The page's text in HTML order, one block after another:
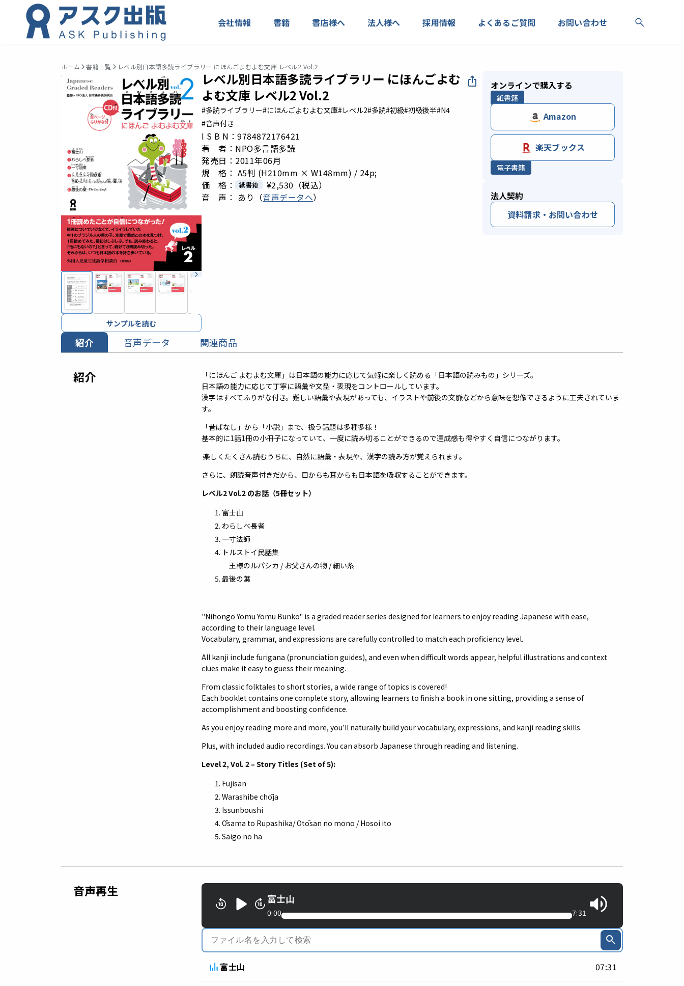
会社情報 書籍 書店様へ 法人様へ 採用情報 よくあるご質問 お問い合わせ
ホーム 書籍一覧 レベル別日本語多読ライブラリー にほんごよむよむ文庫 レベル2 Vol.2
サンプルを読む
レベル別日本語多読ライブラリー にほんごよむ
よむ文庫 レベル2 Vol.2
#多読ライブラリー#にほんごよむよむ文庫#レベル2#多読#初級#初級後半#N4
#音声付き
I S B N：9784872176421
著 者：NPO多言語多読
発売日：2011年06月
規 格： A5判 (H210mm × W148mm) / 24p;
価 格：
紙書籍 ¥2,530 （税込）
音 声： あり（音声データへ）
オンラインで購入する
紙書籍
Amazon
楽天ブックス
電子書籍
法人契約
資料請求・お問い合わせ
紹介 音声データ 関連商品
紹介
「にほんご よむよむ文庫」は日本語の能力に応じて気軽に楽しく読める「日本語の読みもの」シリーズ。
日本語の能力に応じて丁寧に語彙や文型・表現をコントロールしています。
漢字はすべてふりがな付き。難しい語彙や表現があっても、イラストや前後の文脈などから意味を想像できるように工夫されていま
す。
「昔ばなし」から「小説」まで、扱う話題は多種多様！
基本的に1話1冊の小冊子になっていて、一度に読み切ることができるので達成感も得やすく自信につながります。
楽しくたくさん読むうちに、自然に語彙・表現や、漢字の読み方が覚えられます。
さらに、朗読音声付きだから、目からも耳からも日本語を吸収することができます。
レベル2 Vol.2 のお話（5冊セット）
富士山
わらしべ長者
一寸法師
トルストイ民話集
王様のルパシカ / お父さんの物 / 細い糸
最後の葉
"Nihongo Yomu Yomu Bunko" is a graded reader series designed for learners to enjoy reading Japanese with ease,
according to their language level.
Vocabulary, grammar, and expressions are carefully controlled to match each proficiency level.
All kanji include furigana (pronunciation guides), and even when difficult words appear, helpful illustrations and context
clues make it easy to guess their meaning.
From classic folktales to short stories, a wide range of topics is covered!
Each booklet contains one complete story, allowing learners to finish a book in one sitting, providing a sense of
accomplishment and boosting confidence.
As you enjoy reading more and more, you’ll naturally build your vocabulary, expressions, and kanji reading skills.
Plus, with included audio recordings. You can absorb Japanese through reading and listening.
Level 2, Vol. 2 – Story Titles (Set of 5):
Fujisan
Warashibe chōja
Issunboushi
Ōsama to Rupashika/ Otōsan no mono / Hosoi ito
Saigo no ha
音声再生 富士山
0:00 7:31
富士山 07:31